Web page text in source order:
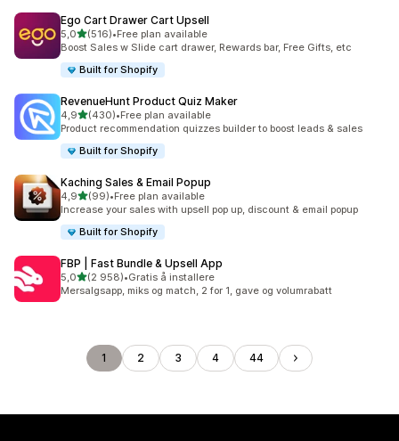
Ego Cart Drawer Cart Upsell
5,0av 5 stjerner
(516)
Totalt 516 omtaler
•Free plan available
Boost Sales w Slide cart drawer, Rewards bar, Free Gifts, etc
Built for Shopify
RevenueHunt Product Quiz Maker
4,9av 5 stjerner
(430)
Totalt 430 omtaler
•Free plan available
Product recommendation quizzes builder to boost leads & sales
Built for Shopify
Kaching Sales & Email Popup
4,9av 5 stjerner
(99)
Totalt 99 omtaler
•Free plan available
Increase your sales with upsell pop up, discount & email popup
Built for Shopify
FBP | Fast Bundle & Upsell App
5,0av 5 stjerner
(2 958)
Totalt 2958 omtaler
•Gratis å installere
Mersalgsapp, miks og match, 2 for 1, gave og volumrabatt
1 2 3 4 44